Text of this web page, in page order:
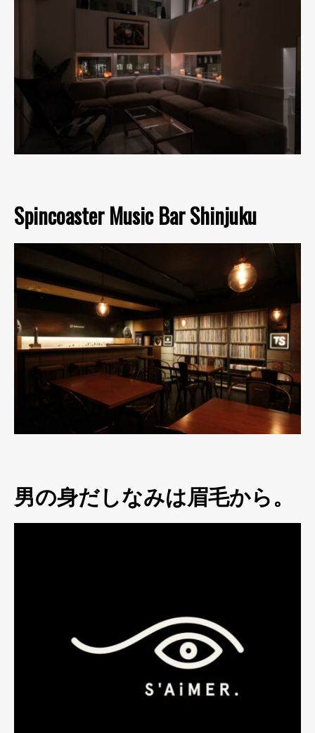
Spincoaster Music Bar Shinjuku
男の身だしなみは眉毛から。